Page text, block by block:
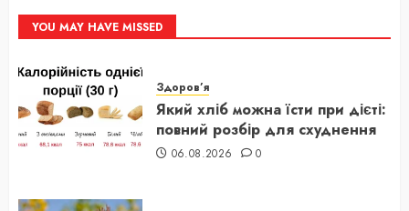
YOU MAY HAVE MISSED
Здоров’я
Який хліб можна їсти при дієті:
повний розбір для схуднення
06.08.2026 0